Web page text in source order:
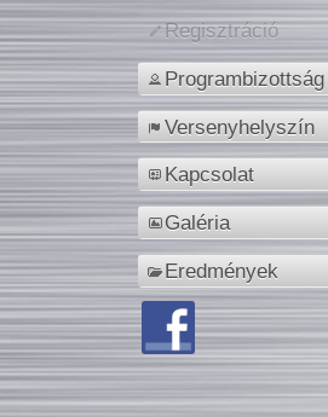
Regisztráció
Programbizottság
Versenyhelyszín
Kapcsolat
Galéria
Eredmények